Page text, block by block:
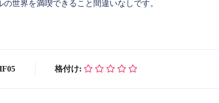
世界を満喫できること間違いなしです。
格付け: